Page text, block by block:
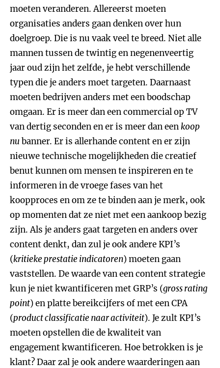
moeten veranderen. Allereerst moeten
organisaties anders gaan denken over hun
doelgroep. Die is nu vaak veel te breed. Niet alle
mannen tussen de twintig en negenenveertig
jaar oud zijn het zelfde, je hebt verschillende
typen die je anders moet targeten. Daarnaast
moeten bedrijven anders met een boodschap
omgaan. Er is meer dan een commercial op TV
van dertig seconden en er is meer dan eenkoop
nu banner. Er is allerhande content en er zijn
nieuwe technische mogelijkheden die creatief
benut kunnen om mensen te inspireren en te
informeren in de vroege fases van het
koopproces en om ze te binden aan je merk, ook
op momenten dat ze niet met een aankoop bezig
zijn. Als je anders gaat targeten en anders over
content denkt, dan zul je ook andere KPI’s
(kritieke prestatie indicatoren) moeten gaan
vaststellen. De waarde van een content strategie
kun je niet kwantificeren met GRP’s (gross rating
point) en platte bereikcijfers of met een CPA
(product classificatie naar activiteit). Je zult KPI’s
moeten opstellen die de kwaliteit van
engagement kwantificeren. Hoe betrokken is je
klant? Daar zal je ook andere waarderingen aan